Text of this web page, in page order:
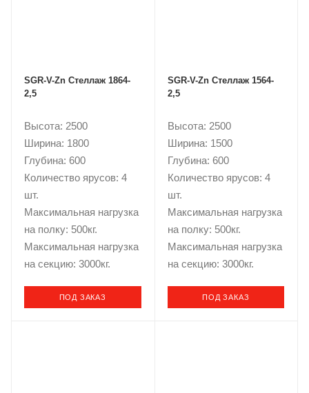
SGR-V-Zn Стеллаж 1864-
2,5
Высота: 2500
Ширина: 1800
Глубина: 600
Количество ярусов: 4
шт.
Максимальная нагрузка
на полку: 500кг.
Максимальная нагрузка
на секцию: 3000кг.
ПОД ЗАКАЗ
SGR-V-Zn Стеллаж 1564-
2,5
Высота: 2500
Ширина: 1500
Глубина: 600
Количество ярусов: 4
шт.
Максимальная нагрузка
на полку: 500кг.
Максимальная нагрузка
на секцию: 3000кг.
ПОД ЗАКАЗ